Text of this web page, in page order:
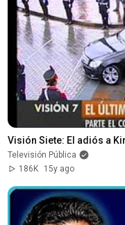
Visión Siete: El adiós a
Televisión Pública
186K
15y ago